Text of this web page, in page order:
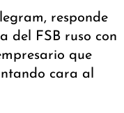
responde
del FSB ruso con
que
cara al